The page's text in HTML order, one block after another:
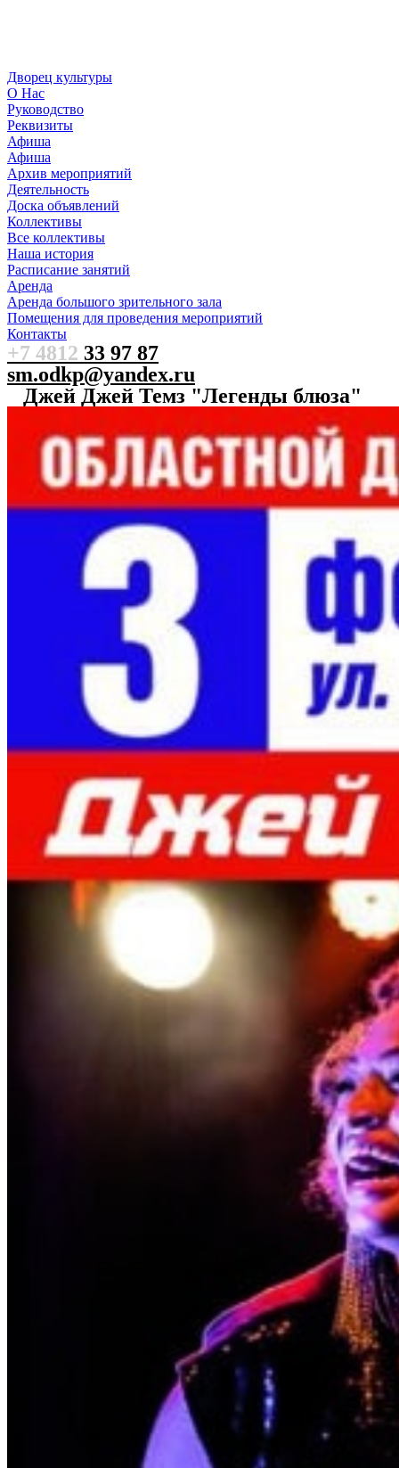
Дворец культуры
О Нас
Руководство
Реквизиты
Афиша
Афиша
Архив мероприятий
Деятельность
Доска объявлений
Коллективы
Все коллективы
Наша история
Расписание занятий
Аренда
Аренда большого зрительного зала
Помещения для проведения мероприятий
Контакты
+7 4812 33 97 87
sm.odkp@yandex.ru
Джей Джей Темз "Легенды блюза"